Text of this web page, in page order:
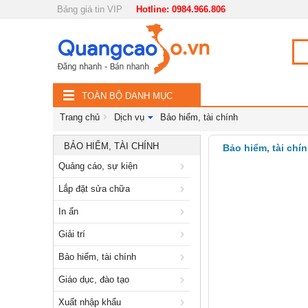
Bảng giá tin VIP Hotline: 0984.966.806
Nội, ngoại thất
Đồ gia dụng
Điện thoại, Viễn thông
Nhà và Đất
Dịch vụ
Quảng cáo, sự kiện
Lắp đặt sửa chữa
In ấn
Bảo hiểm, tài chính
Giáo dục, đào tạo
TOÀN BỘ DANH MỤC
Trang chủ Dịch vụ Bảo hiểm, tài chính
BẢO HIỂM, TÀI CHÍNH
Quảng cáo, sự kiện
Lắp đặt sửa chữa
In ấn
Giải trí
Bảo hiểm, tài chính
Giáo dục, đào tạo
Xuất nhập khẩu
Bảo hiểm, tài